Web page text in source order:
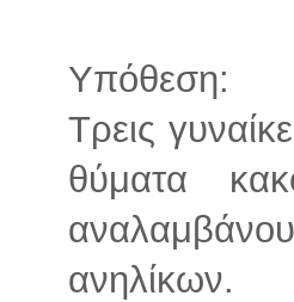
Υπόθεση:
Τρεις
θύματα
ανηλίκων.